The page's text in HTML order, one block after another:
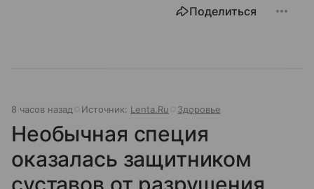
Поделиться
8 часов назад Источник: Lenta.Ru Здоровье
Необычная специя
оказалась защитником